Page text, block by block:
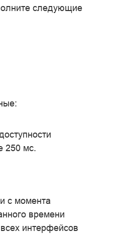
следующие
250 мс.
с момента
времени
интерфейсов